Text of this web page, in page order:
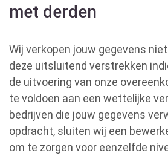
met derden
Wij verkopen jouw gegevens
deze uitsluitend verstrekken
de uitvoering van onze
te voldoen aan een wettelijke
bedrijven die jouw gegevens
opdracht, sluiten wij een
om te zorgen voor eenzelfde